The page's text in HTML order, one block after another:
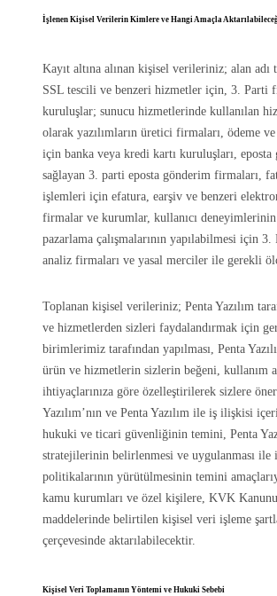
İşlenen Kişisel Verilerin Kimlere ve Hangi Amaçla
Kayıt altına alınan kişisel verileriniz; alan adı
SSL tescili ve benzeri hizmetler için, 3. Parti
kuruluşlar; sunucu hizmetlerinde kullanılan
olarak yazılımların üretici firmaları, ödeme
için banka veya kredi kartı kuruluşları,
sağlayan 3. parti eposta gönderim firmaları,
işlemleri için efatura, earşiv ve benzeri
firmalar ve kurumlar, kullanıcı
pazarlama çalışmalarının yapılabilmesi için
analiz firmaları ve yasal merciler ile gerekli
Toplanan kişisel verileriniz; Penta Yazılım
ve hizmetlerden sizleri faydalandırmak için
birimlerimiz tarafından yapılması, Penta
ürün ve hizmetlerin sizlerin beğeni, kullanım
ihtiyaçlarınıza göre özelleştirilerek sizlere
Yazılım’nın ve Penta Yazılım ile iş ilişkisi
hukuki ve ticari güvenliğinin temini, Penta
stratejilerinin belirlenmesi ve uygulanması ile
politikalarının yürütülmesinin temini
kamu kurumları ve özel kişilere, KVK
maddelerinde belirtilen kişisel veri işleme
çerçevesinde aktarılabilecektir.
Kişisel Veri Toplamanın Yöntemi ve Hukuki Sebebi